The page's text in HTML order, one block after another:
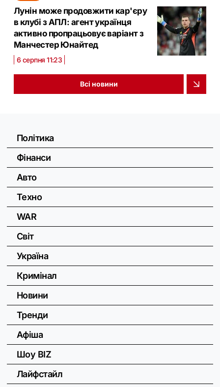
Лунін може продовжити кар'єру
в клубі з АПЛ: агент українця
активно пропрацьовує варіант з
Манчестер Юнайтед
6 серпня 11:23
Всі новини
Політика
Фінанси
Авто
Техно
WAR
Світ
Україна
Кримінал
Новини
Тренди
Афіша
Шоу BIZ
Лайфстайл